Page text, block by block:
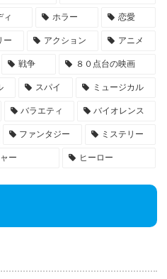
ィ ホラー 恋愛
ー アクション アニメ
戦争 ８０点台の映画
スパイ ミュージカル
バラエティ バイオレンス
ファンタジー ミステリー
ー ヒーロー